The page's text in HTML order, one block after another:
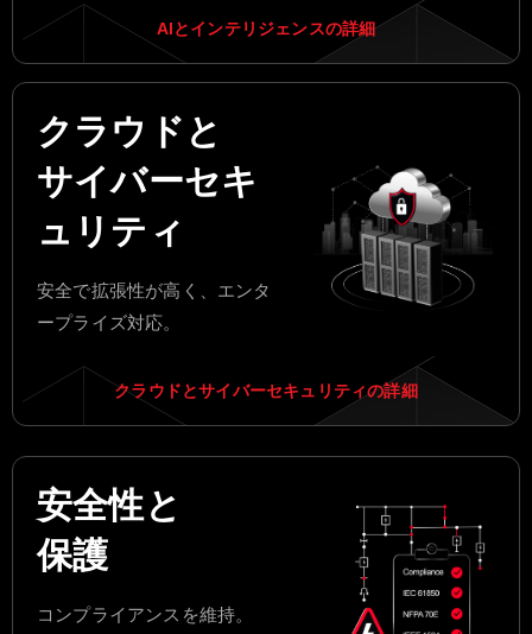
AIとインテリジェンスの詳細
クラウドと
サイバーセキ
ュリティ
安全で拡張性が高く、エンタ
ープライズ対応。
クラウドとサイバーセキュリティの詳細
安全性と
保護
コンプライアンスを維持。